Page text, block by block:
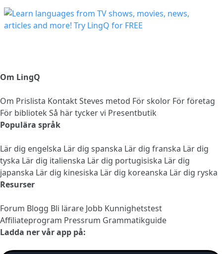
Om LingQ
Om Prislista KontaktSteves metod För skolor För företag
För bibliotek Så här tycker vi Presentbutik
Populära språk
Lär dig engelska Lär dig spanska Lär dig franska Lär dig
tyska Lär dig italienska Lär dig portugisiska Lär dig
japanska Lär dig kinesiska Lär dig koreanska Lär dig ryska
Resurser
Forum Blogg Bli lärare Jobb Kunnighetstest
Affiliateprogram Pressrum Grammatikguide
Ladda ner vår app på: